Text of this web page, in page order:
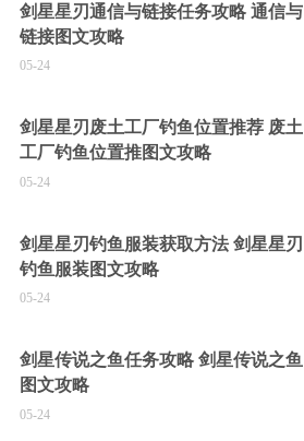
剑星星刃通信与链接任务攻略 通信与
链接图文攻略
05-24
剑星星刃废土工厂钓鱼位置推荐 废土
工厂钓鱼位置推图文攻略
05-24
剑星星刃钓鱼服装获取方法 剑星星刃
钓鱼服装图文攻略
05-24
剑星传说之鱼任务攻略 剑星传说之鱼
图文攻略
05-24